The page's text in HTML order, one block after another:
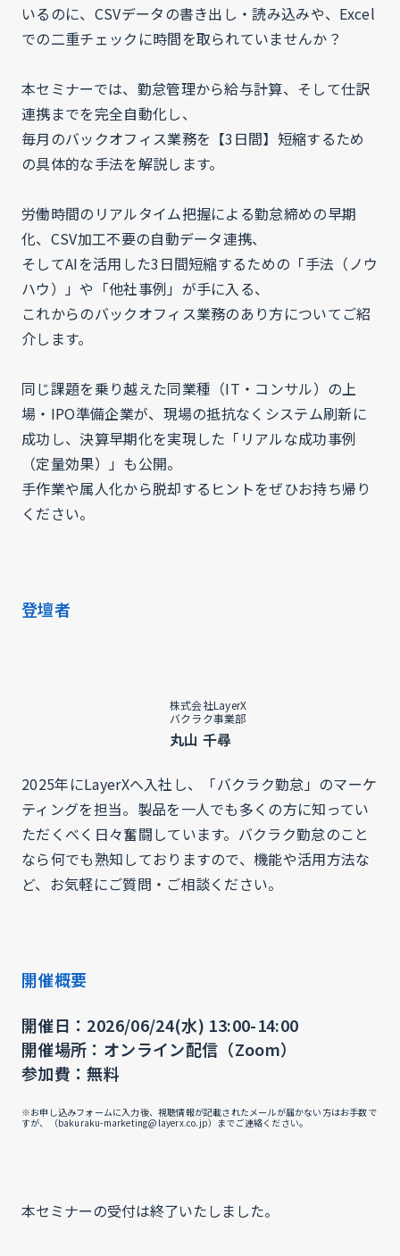
いるのに、CSVデータの書き出し・読み込みや、Excel
での二重チェックに時間を取られていませんか？
本セミナーでは、勤怠管理から給与計算、そして仕訳
連携までを完全自動化し、
毎月のバックオフィス業務を【3日間】短縮するため
の具体的な手法を解説します。
労働時間のリアルタイム把握による勤怠締めの早期
化、CSV加工不要の自動データ連携、
そしてAIを活用した3日間短縮するための「手法（ノウ
ハウ）」や「他社事例」が手に入る、
これからのバックオフィス業務のあり方についてご紹
介します。
同じ課題を乗り越えた同業種（IT・コンサル）の上
場・IPO準備企業が、現場の抵抗なくシステム刷新に
成功し、決算早期化を実現した「リアルな成功事例
（定量効果）」も公開。
手作業や属人化から脱却するヒントをぜひお持ち帰り
ください。
登壇者
株式会社LayerX
バクラク事業部
丸山 千尋
2025年にLayerXへ入社し、「バクラク勤怠」のマーケ
ティングを担当。製品を一人でも多くの方に知ってい
ただくべく日々奮闘しています。バクラク勤怠のこと
なら何でも熟知しておりますので、機能や活用方法な
ど、お気軽にご質問・ご相談ください。
開催概要
開催日：2026/06/24(水) 13:00-14:00
開催場所：オンライン配信（Zoom）
参加費：無料
※お申し込みフォームに入力後、視聴情報が記載されたメールが届かない方はお手数で
すが、（bakuraku-marketing@layerx.co.jp）までご連絡ください。
本セミナーの受付は終了いたしました。